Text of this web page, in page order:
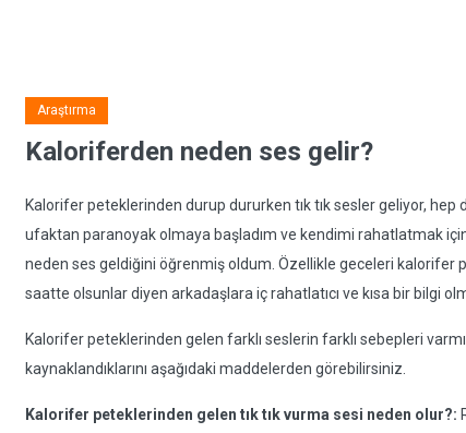
Araştırma
Kaloriferden neden ses gelir?
Kalorifer peteklerinden durup dururken tık tık sesler geliyor,
ufaktan paranoyak olmaya başladım ve kendimi rahatlatmak
neden ses geldiğini öğrenmiş oldum. Özellikle geceleri kalorifer
saatte olsunlar diyen arkadaşlara iç rahatlatıcı ve kısa bir bilgi
Kalorifer peteklerinden gelen farklı seslerin farklı sebepleri
kaynaklandıklarını aşağıdaki maddelerden görebilirsiniz.
Kalorifer peteklerinden gelen tık tık vurma sesi neden olur?: